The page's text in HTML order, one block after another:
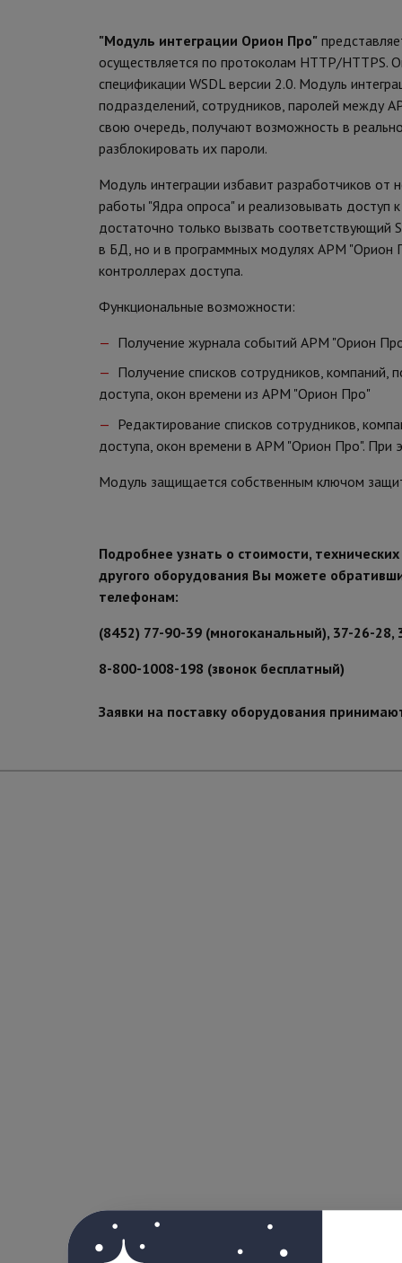
"Модуль интеграции Орион Про"
осуществляется по протоколам HTTP/HTTPS.
спецификации WSDL версии 2.0. Модуль
подразделений, сотрудников, паролей между
свою очередь, получают возможность в
разблокировать их пароли.
Модуль интеграции избавит разработчиков
работы "Ядра опроса" и реализовывать доступ
достаточно только вызвать соответствующий
в БД, но и в программных модулях АРМ "Орион
контроллерах доступа.
Функциональные возможности:
Получение журнала событий АРМ "Орион
Получение списков сотрудников, компаний,
доступа, окон времени из АРМ "Орион Про"
Редактирование списков сотрудников,
доступа, окон времени в АРМ "Орион Про". При
Модуль защищается собственным ключом
Подробнее узнать о стоимости,
другого оборудования Вы можете
телефонам:
(8452) 77-90-39 (многоканальный), 37-26-28,
8-800-1008-198 (звонок бесплатный)
Заявки на поставку оборудования